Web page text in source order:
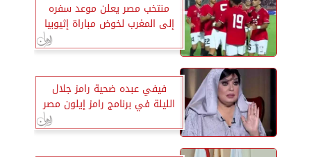
منتخب مصر يعلن موعد سفره
إلى المغرب لخوض مباراة إثيوبيا
فيفي عبده ضحية رامز جلال
الليلة في برنامج رامز إيلون مصر